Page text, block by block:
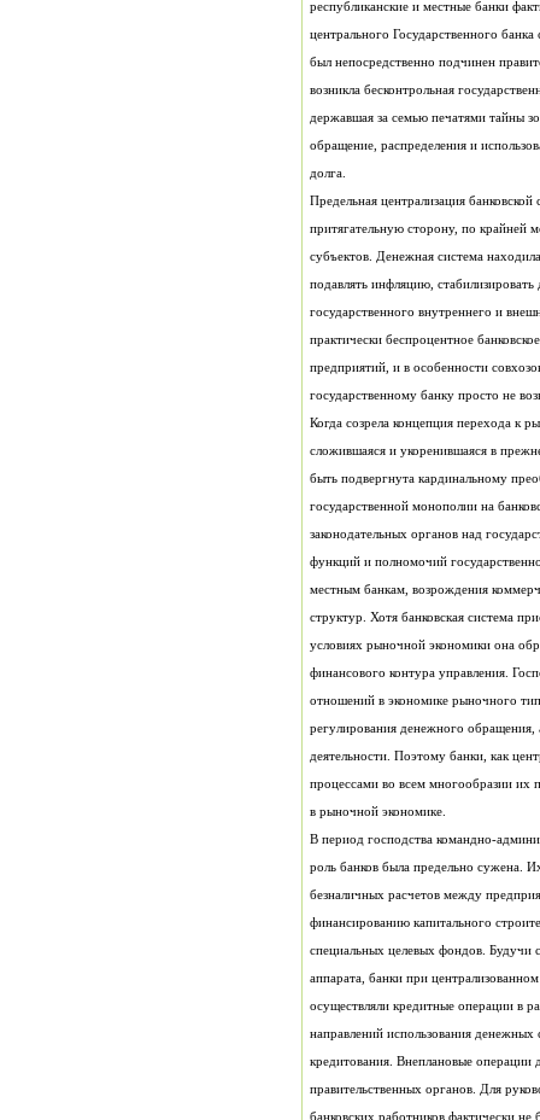
долга.
государственному банку просто не
Когда созрела концепция перехода к
в рыночной экономике.